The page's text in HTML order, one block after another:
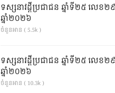
ទស្សនាវដ្ដីប្រជាជន ឆ្នាំទី២៥ លេខ២
ឆ្នាំ២០២៦
ចំនួនអាន ( 5.5k )
ទស្សនាវដ្ដីប្រជាជន ឆ្នាំទី២៥ លេខ២
ឆ្នាំ២០២៦
ចំនួនអាន ( 10.3k )